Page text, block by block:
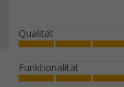
Qualität
Funktionalität